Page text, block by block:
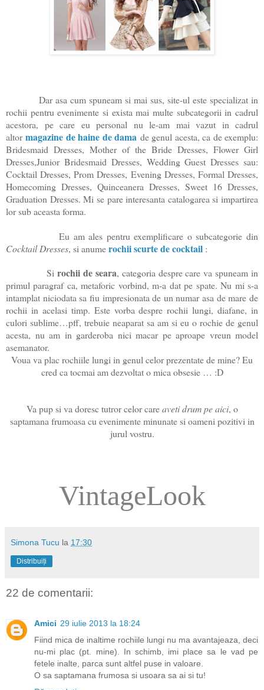
Dar asa cum spuneam si mai sus, site-ul este specializat in
rochii pentru evenimente si exista mai multe subcategorii in cadrul
acestora, pe care eu personal nu le-am mai vazut in cadrul
altormagazine de haine de dama de genul acesta, ca de exemplu:
Bridesmaid Dresses, Mother of the Bride Dresses, Flower Girl
Dresses,Junior Bridesmaid Dresses, Wedding Guest Dresses sau:
Cocktail Dresses, Prom Dresses, Evening Dresses, Formal Dresses,
Homecoming Dresses, Quinceanera Dresses, Sweet 16 Dresses,
Graduation Dresses.Mi se pare interesanta catalogarea si impartirea
lor sub aceasta forma.
Eu am ales pentru exemplificare o subcategorie din
Cocktail Dresses, si anumerochii scurte de cocktail :
Sirochii de seara, categoria despre care va spuneam in
primul paragraf ca, metaforic vorbind, m-a dat pe spate. Nu mi s-a
intamplat niciodata sa fiu impresionata de un numar asa de mare de
rochii in acelasi timp. Este vorba despre rochii lungi, diafane, in
culori sublime…pff, trebuie neaparat sa am si eu o rochie de genul
acesta, nu am in garderoba nici macar pe aproape vreun model
asemanator.
Voua va plac rochiile lungi in genul celor prezentate de mine? Eu
cred ca tocmai am dezvoltat o mica obsesie … :D
Va pup si va doresc tutror celor careaveti drum pe aici, o
saptamana frumoasa cu evenimente minunate si oameni pozitivi in
jurul vostru.
VintageLook
Simona Tucu la 17:30
Distribuiți
22 de comentarii:
Amici 29 iulie 2013 la 18:24
Fiind mica de inaltime rochiile lungi nu ma avantajeaza, deci
nu-mi plac (pt. mine). In schimb, imi place sa le vad pe
fetele inalte, parca sunt altfel puse in valoare.
O sa saptamana frumosa si usoara sa ai si tu!